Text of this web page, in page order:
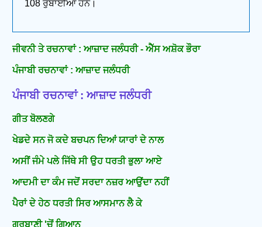
108 ਰੁਬਾਈਆਂ ਹਨ।
ਜੀਵਨੀ ਤੇ ਰਚਨਾਵਾਂ : ਆਜ਼ਾਦ ਜਲੰਧਰੀ - ਐੱਸ ਅਸ਼ੋਕ ਭੌਰਾ
ਪੰਜਾਬੀ ਰਚਨਾਵਾਂ : ਆਜ਼ਾਦ ਜਲੰਧਰੀ
ਪੰਜਾਬੀ ਰਚਨਾਵਾਂ : ਆਜ਼ਾਦ ਜਲੰਧਰੀ
ਗੀਤ ਬੋਲਣਗੇ
ਖੇਡਦੇ ਸਨ ਜੋ ਕਦੇ ਬਚਪਨ ਦਿਆਂ ਯਾਰਾਂ ਦੇ ਨਾਲ
ਅਸੀਂ ਜੰਮੇ ਪਲੇ ਜਿੱਥੇ ਸੀ ਉਹ ਧਰਤੀ ਭੁਲਾ ਆਏ
ਆਦਮੀ ਦਾ ਕੰਮ ਜਦੋਂ ਸਰਦਾ ਨਜ਼ਰ ਆਉਂਦਾ ਨਹੀਂ
ਪੈਰਾਂ ਦੇ ਹੇਠ ਧਰਤੀ ਸਿਰ ਆਸਮਾਨ ਲੈ ਕੇ
ਗੁਰਬਾਣੀ 'ਚੋਂ ਗਿਆਨ